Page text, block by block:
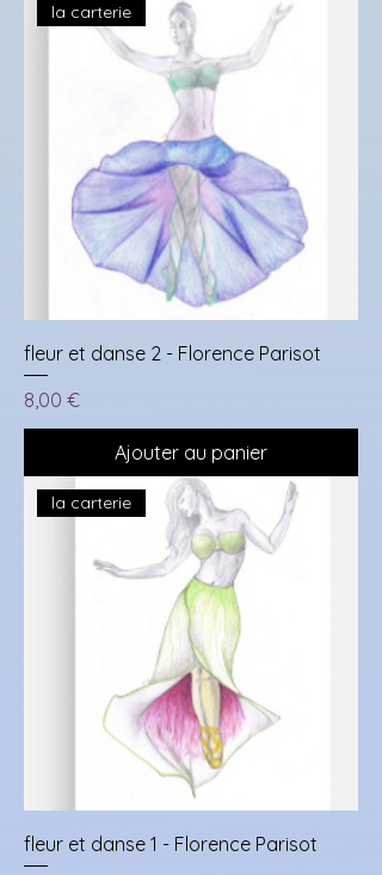
la carterie
fleur et danse 2 - Florence Parisot
Prix
8,00 €
Ajouter au panier
la carterie
fleur et danse 1 - Florence Parisot